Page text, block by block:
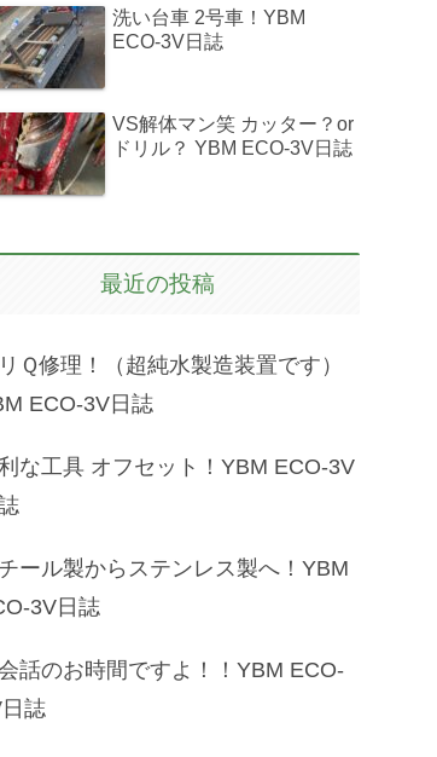
洗い台車 2号車！YBM
ECO-3V日誌
VS解体マン笑 カッター？or
ドリル？ YBM ECO-3V日誌
最近の投稿
Ｑ修理！（超純水製造装置です）
ECO-3V日誌
な工具 オフセット！YBM ECO-3V
ール製からステンレス製へ！YBM
3V日誌
話のお時間ですよ！！YBM ECO-
誌